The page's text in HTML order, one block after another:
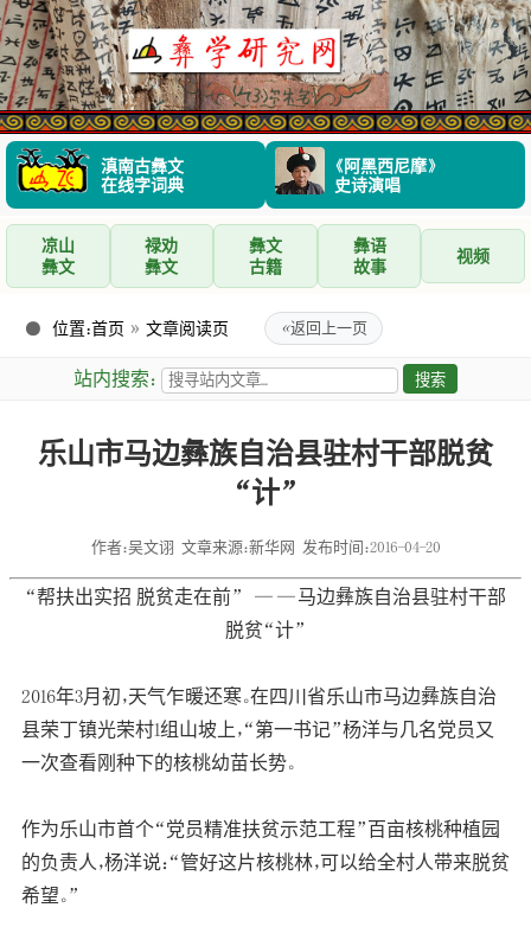
滇南古彝文
在线字词典
《阿黑西尼摩》
史诗演唱
凉山
彝文
禄劝
彝文
彝文
古籍
彝语
故事
视频
位置：首页 » 文章阅读页 «返回上一页
站内搜索：
乐山市马边彝族自治县驻村干部脱贫
“计”
作者：吴文诩 文章来源：新华网 发布时间：2016-04-20
“帮扶出实招 脱贫走在前” ——马边彝族自治县驻村干部
脱贫“计”
2016年3月初，天气乍暖还寒。在四川省乐山市马边彝族自治
县荣丁镇光荣村1组山坡上，“第一书记”杨洋与几名党员又
一次查看刚种下的核桃幼苗长势。
作为乐山市首个“党员精准扶贫示范工程”百亩核桃种植园
的负责人，杨洋说：“管好这片核桃林，可以给全村人带来脱贫
希望。”